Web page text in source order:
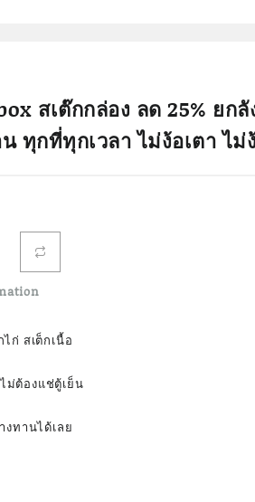
สเต๊กกล่อง ลด 25% ยกลั
ทุกที่ทุกเวลา ไม่ง้อเตา ไม่
฿1,785.00.
ไก่ สเต็กเนื้อ
ม่ต้องแช่ตู้เย็น
ทานได้เลย